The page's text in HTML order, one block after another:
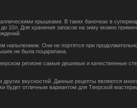
крышками. В таких баночках в
10л. Для хранения запасов на зиму можно
Они не портятся при
не была поцарапана.
регионе самые дешевые и качественные
вкусностей. Данные рецепты являются
будет отличным вариантом для Тверской